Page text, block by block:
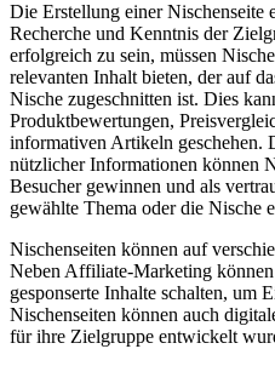
Die Erstellung einer Nischenseite
Recherche und Kenntnis der
erfolgreich zu sein, müssen
relevanten Inhalt bieten, der auf
Nische zugeschnitten ist. Dies
Produktbewertungen,
informativen Artikeln geschehen.
nützlicher Informationen können
Besucher gewinnen und als
gewählte Thema oder die Nische
Nischenseiten können auf
Neben Affiliate-Marketing
gesponserte Inhalte schalten, um
Nischenseiten können auch
für ihre Zielgruppe entwickelt